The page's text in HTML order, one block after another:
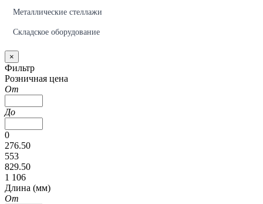
Металлические стеллажи
Складское оборудование
×
Фильтр
Розничная цена
От
До
0
276.50
553
829.50
1 106
Длина (мм)
От